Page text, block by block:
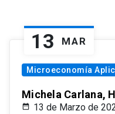
13 MAR
Microeconomía
Michela Carlana,
13 de Marzo de